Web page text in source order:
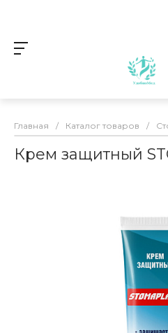
Главная / Каталог товаров /
Крем защитный